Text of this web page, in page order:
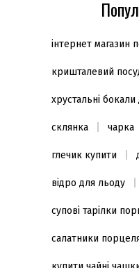
інтернет магазин
кришталевий
хрустальні
склянка чарка
глечик купити
відро для льоду
супові тарілки
салатники